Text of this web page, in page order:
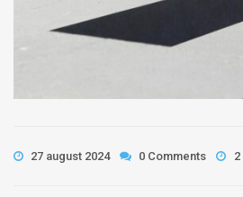
27 august 2024 0 Comments 2